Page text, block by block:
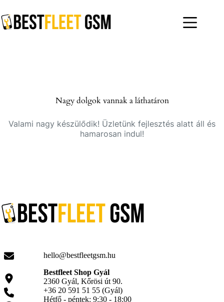
to
content
Nagy dolgok vannak a láthatáron
Valami nagy készülődik! Üzletünk fejlesztés alatt áll és
hamarosan indul!
hello@bestfleetgsm.hu
Bestfleet Shop Gyál
2360 Gyál, Kőrösi út 90.
+36 20 591 51 55 (Gyál)
Hétfő - péntek: 9:30 - 18:00